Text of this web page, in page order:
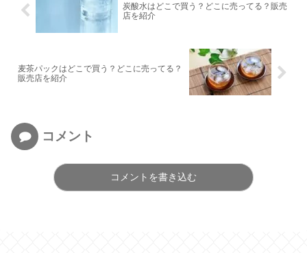
炭酸水はどこで買う？どこに売ってる？販売
店を紹介
麦茶パックはどこで買う？どこに売ってる？
販売店を紹介
コメント
コメントを書き込む